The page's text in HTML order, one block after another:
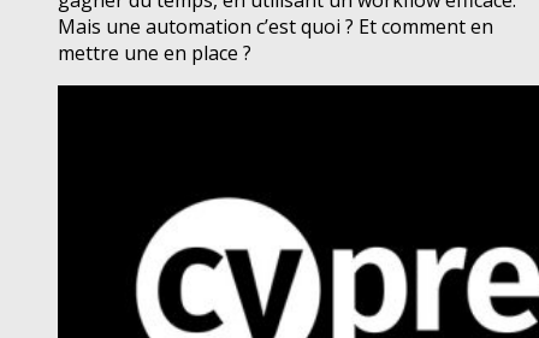
Mais une automation c’est quoi ? Et comment en
mettre une en place ?